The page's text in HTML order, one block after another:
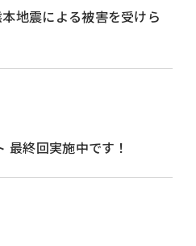
本地震による被害を受けら
最終回実施中です！